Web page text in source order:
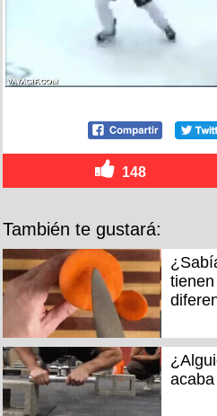
148
También te gustará: